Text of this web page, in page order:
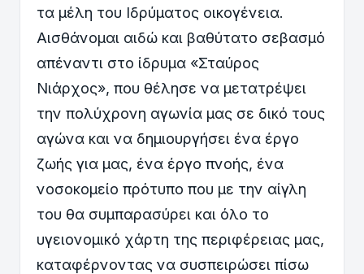
τα μέλη του Ιδρύματος οικογένεια.
Αισθάνομαι αιδώ και βαθύτατο σεβασμό
απέναντι στο ίδρυμα «Σταύρος
Νιάρχος», που θέλησε να μετατρέψει
την πολύχρονη αγωνία μας σε δικό τους
αγώνα και να δημιουργήσει ένα έργο
ζωής για μας, ένα έργο πνοής, ένα
νοσοκομείο πρότυπο που με την αίγλη
του θα συμπαρασύρει και όλο το
υγειονομικό χάρτη της περιφέρειας μας,
καταφέρνοντας να συσπειρώσει πίσω